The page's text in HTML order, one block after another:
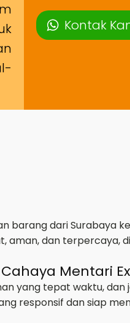
Kontak
barang dari Surabaya
aman, dan terpercaya,
Mentari
yang tepat waktu, dan
responsif dan siap